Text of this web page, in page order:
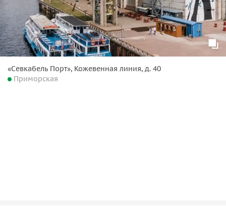
«Севкабель Порт», Кожевенная линия, д. 40
Приморская